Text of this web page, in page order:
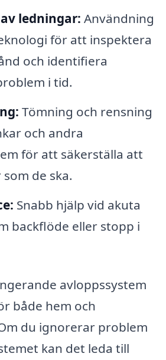
ledningar: Användning
för att inspektera
och identifiera
i tid.
Tömning och rensning
och andra
för att säkerställa att
de ska.
Snabb hjälp vid akuta
backflöde eller stopp i
avloppssystem
både hem och
du ignorerar problem
kan det leda till